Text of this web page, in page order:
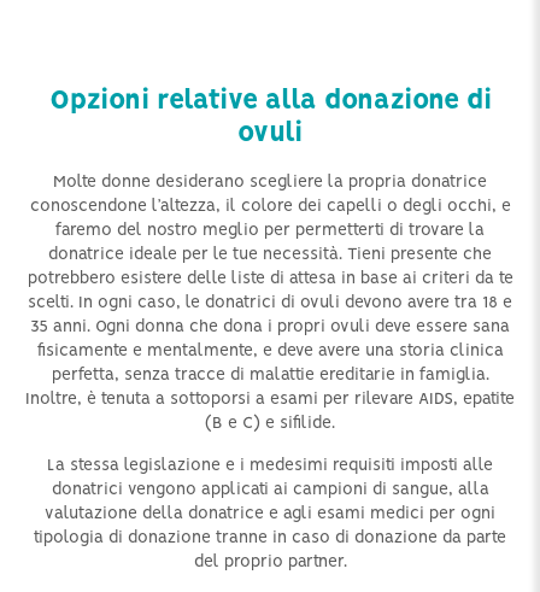
Opzioni relative alla donazione di
ovuli
Molte donne desiderano scegliere la propria donatrice
conoscendone l’altezza, il colore dei capelli o degli occhi, e
faremo del nostro meglio per permetterti di trovare la
donatrice ideale per le tue necessità. Tieni presente che
potrebbero esistere delle liste di attesa in base ai criteri da te
scelti. In ogni caso, le donatrici di ovuli devono avere tra 18 e
35 anni. Ogni donna che dona i propri ovuli deve essere sana
fisicamente e mentalmente, e deve avere una storia clinica
perfetta, senza tracce di malattie ereditarie in famiglia.
Inoltre, è tenuta a sottoporsi a esami per rilevare AIDS, epatite
(B e C) e sifilide.
La stessa legislazione e i medesimi requisiti imposti alle
donatrici vengono applicati ai campioni di sangue, alla
valutazione della donatrice e agli esami medici per ogni
tipologia di donazione tranne in caso di donazione da parte
del proprio partner.